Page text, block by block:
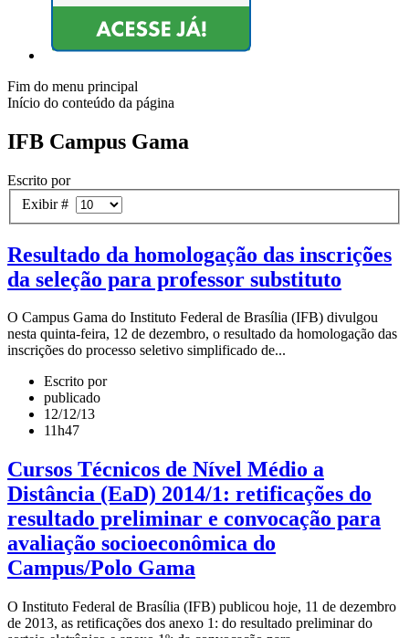
Fim do menu principal
Início do conteúdo da página
IFB Campus Gama
Escrito por
Exibir #
Resultado da homologação das inscrições
da seleção para professor substituto
O Campus Gama do Instituto Federal de Brasília (IFB) divulgou
nesta quinta-feira, 12 de dezembro, o resultado da homologação das
inscrições do processo seletivo simplificado de...
Escrito por
publicado
12/12/13
11h47
Cursos Técnicos de Nível Médio a
Distância (EaD) 2014/1: retificações do
resultado preliminar e convocação para
avaliação socioeconômica do
Campus/Polo Gama
O Instituto Federal de Brasília (IFB) publicou hoje, 11 de dezembro
de 2013, as retificações dos anexo 1: do resultado preliminar do